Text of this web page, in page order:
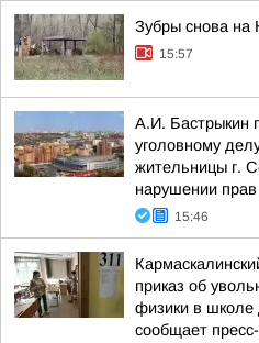
Зубры снова
15:57
А.И. Бастрыкин
уголовному
жительницы г.
нарушении
15:46
приказ об
физики в школе
сообщает